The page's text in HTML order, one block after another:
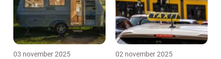
03 november 2025 02 november 2025